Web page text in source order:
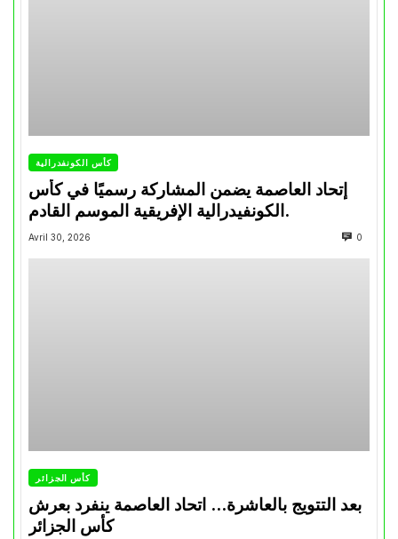
كأس الكونفدرالية
إتحاد العاصمة يضمن المشاركة رسميًا في كأس
الكونفيدرالية الإفريقية الموسم القادم.
Avril 30, 2026 0
كأس الجزائر
بعد التتويج بالعاشرة… اتحاد العاصمة ينفرد بعرش
كأس الجزائر